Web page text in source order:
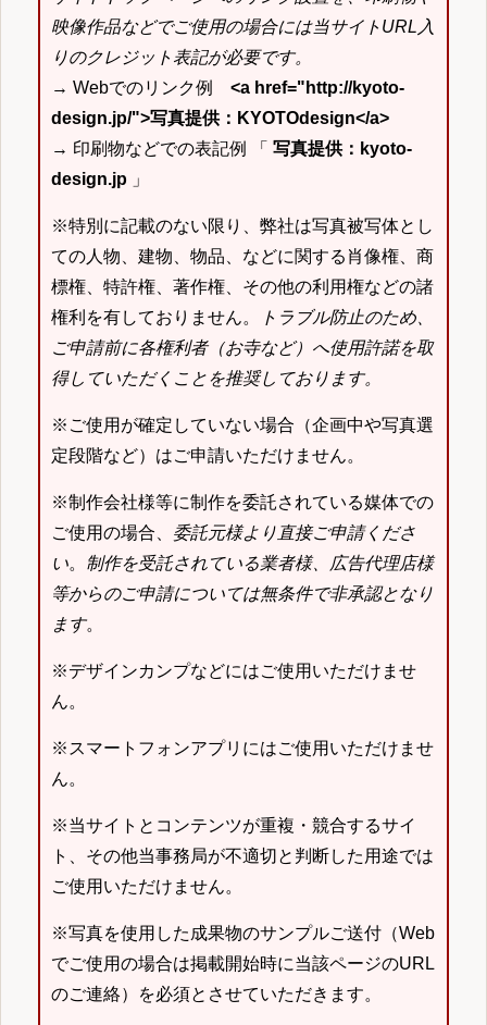
映像作品などでご使用の場合には当サイトURL入
りのクレジット表記が必要です。
→ Webでのリンク例 <a href="http://kyoto-
design.jp/">写真提供：KYOTOdesign</a>
→ 印刷物などでの表記例 「 写真提供：kyoto-
design.jp 」
※特別に記載のない限り、弊社は写真被写体とし
ての人物、建物、物品、などに関する肖像権、商
標権、特許権、著作権、その他の利用権などの諸
権利を有しておりません。
トラブル防止のため、
ご申請前に各権利者（お寺など）へ使用許諾を取
得していただくことを推奨しております。
※ご使用が確定していない場合（企画中や写真選
定段階など）はご申請いただけません。
※制作会社様等に制作を委託されている媒体での
ご使用の場合、 委託元様より直接ご申請くださ
い。 制作を受託されている業者様、広告代理店様
等からのご申請については無条件で非承認となり
ます。
※デザインカンプなどにはご使用いただけませ
ん。
※スマートフォンアプリにはご使用いただけませ
ん。
※当サイトとコンテンツが重複・競合するサイ
ト、その他当事務局が不適切と判断した用途では
ご使用いただけません。
※写真を使用した成果物のサンプルご送付（Web
でご使用の場合は掲載開始時に当該ページのURL
のご連絡）を必須とさせていただきます。